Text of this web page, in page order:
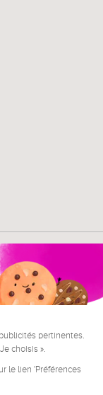
EN
pertinentes.
choisis ».
le lien 'Préférences